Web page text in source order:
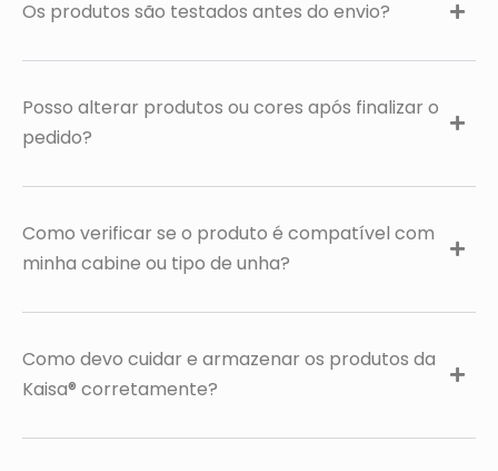
Os produtos são testados antes do envio?
Posso alterar produtos ou cores após finalizar o
pedido?
Como verificar se o produto é compatível com
minha cabine ou tipo de unha?
Como devo cuidar e armazenar os produtos da
Kaisa® corretamente?